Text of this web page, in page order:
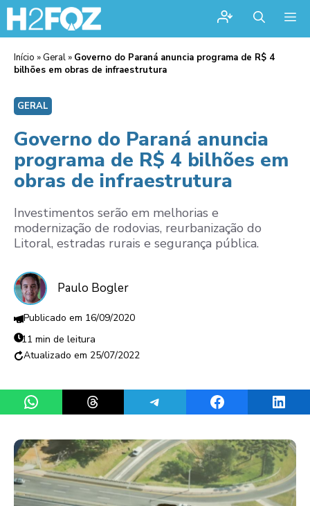
Início » Geral » Governo do Paraná anuncia programa de R$ 4
bilhões em obras de infraestrutura
GERAL
Governo do Paraná anuncia
programa de R$ 4 bilhões em
obras de infraestrutura
Investimentos serão em melhorias e
modernização de rodovias, reurbanização do
Litoral, estradas rurais e segurança pública.
Paulo Bogler
16/09/2020
11 min de leitura
25/07/2022
Share on WhatsAppShare on ThreadsShare on TelegramShare on Facebook